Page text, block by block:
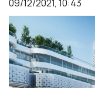
09/12/2021, 10:43